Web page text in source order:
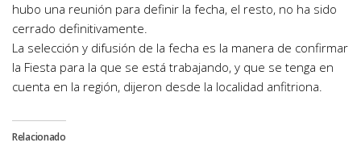
hubo una reunión para definir la fecha, el resto, no ha sido
cerrado definitivamente.
La selección y difusión de la fecha es la manera de confirmar
la Fiesta para la que se está trabajando, y que se tenga en
cuenta en la región, dijeron desde la localidad anfitriona.
Relacionado